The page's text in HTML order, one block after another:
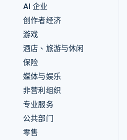
AI 企业
创作者经济
游戏
酒店、旅游与休闲
保险
媒体与娱乐
非营利组织
专业服务
公共部门
零售